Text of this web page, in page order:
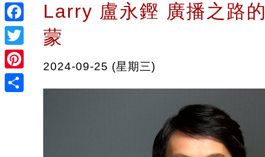
Facebook
Twitter
Pinterest
Larry 盧永鏗 廣播之路
蒙
2024-09-25 (星期三)